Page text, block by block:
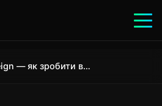
OpenFeign — як зробити взаємодію між мікросервісами простою та чистою у Java